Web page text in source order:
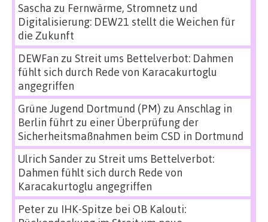
Sascha zu Fernwärme, Stromnetz und
Digitalisierung: DEW21 stellt die Weichen für
die Zukunft
DEWFan zu Streit ums Bettelverbot: Dahmen
fühlt sich durch Rede von Karacakurtoglu
angegriffen
Grüne Jugend Dortmund (PM) zu Anschlag in
Berlin führt zu einer Überprüfung der
Sicherheitsmaßnahmen beim CSD in Dortmund
Ulrich Sanderzu Streit ums Bettelverbot:
Dahmen fühlt sich durch Rede von
Karacakurtoglu angegriffen
Peterzu IHK-Spitze bei OB Kalouti: